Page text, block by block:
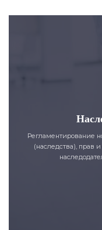
Регламентирование
(наследства), прав